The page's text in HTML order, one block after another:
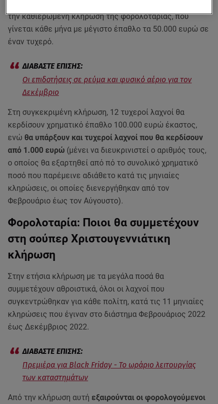
την καθιερωμένη κλήρωση της φορολοταρίας, που
γίνεται κάθε μήνα με μέγιστο έπαθλο τα 50.000 ευρώ σε
έναν τυχερό.
Οι επιδοτήσεις σε ρεύμα και φυσικό αέριο για τον
Δεκέμβριο
Στη συγκεκριμένη κλήρωση, 12 τυχεροί λαχνοί θα
κερδίσουν χρηματικό έπαθλο 100.000 ευρώ έκαστος,
ενώ θα υπάρξουν και τυχεροί λαχνοί που θα κερδίσουν
από 1.000 ευρώ (μένει να διευκρινιστεί ο αριθμός τους,
ο οποίος θα εξαρτηθεί από πό το συνολικό χρηματικό
ποσό που παρέμεινε αδιάθετο κατά τις μηνιαίες
κληρώσεις, οι οποίες διενεργήθηκαν από τον
Φεβρουάριο έως τον Αύγουστο).
Φορολοταρία: Ποιοι θα συμμετέχουν
στη σούπερ Χριστουγεννιάτικη
κλήρωση
Στην ετήσια κλήρωση με τα μεγάλα ποσά θα
συμμετέχουν αθροιστικά, όλοι οι λαχνοί που
συγκεντρώθηκαν για κάθε πολίτη, κατά τις 11 μηνιαίες
κληρώσεις που έγιναν στο διάστημα Φεβρουάριος 2022
έως Δεκέμβριος 2022.
Πρεμιέρα για Black Friday - Το ωράριο λειτουργίας
των καταστημάτων
Από την κλήρωση αυτή εξαιρούνται οι φορολογούμενοι